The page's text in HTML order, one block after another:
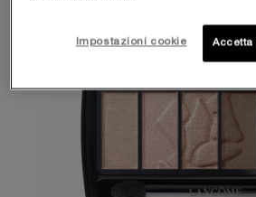
Impostazioni cookie Accetta